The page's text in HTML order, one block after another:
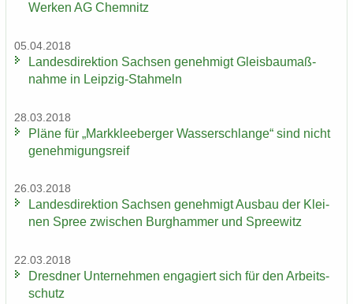
Werken AG Chem­nitz
05.04.2018
Lan­des­di­rek­ti­on Sach­sen ge­neh­migt Gleis­bau­maß­
nah­me in Leipzig-​Stahmeln
28.03.2018
Pläne für „Mark­klee­ber­ger Was­ser­schlan­ge“ sind nicht
ge­neh­mi­gungs­reif
26.03.2018
Lan­des­di­rek­ti­on Sach­sen ge­neh­migt Aus­bau der Klei­
nen Spree zwi­schen Burg­ham­mer und Spree­witz
22.03.2018
Dresd­ner Un­ter­neh­men en­ga­giert sich für den Ar­beits­
schutz